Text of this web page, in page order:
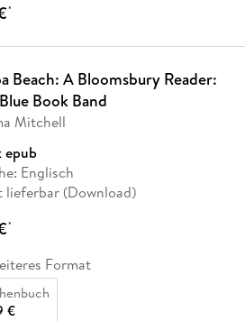
*
Beach: A Bloomsbury Reader:
Book Band
Mitchell
epub
Englisch
lieferbar (Download)
*
Format
€